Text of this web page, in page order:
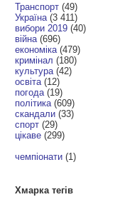
Транспорт (49)
Україна (3 411)
вибори 2019 (40)
війна (696)
економіка (479)
кримінал (180)
культура (42)
освіта (12)
погода (19)
політика (609)
скандали (33)
спорт (29)
цікаве (299)
чемпіонати (1)
Хмарка тегів